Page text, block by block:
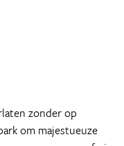
zonder op
om majestueuze